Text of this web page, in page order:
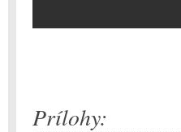
Prílohy: